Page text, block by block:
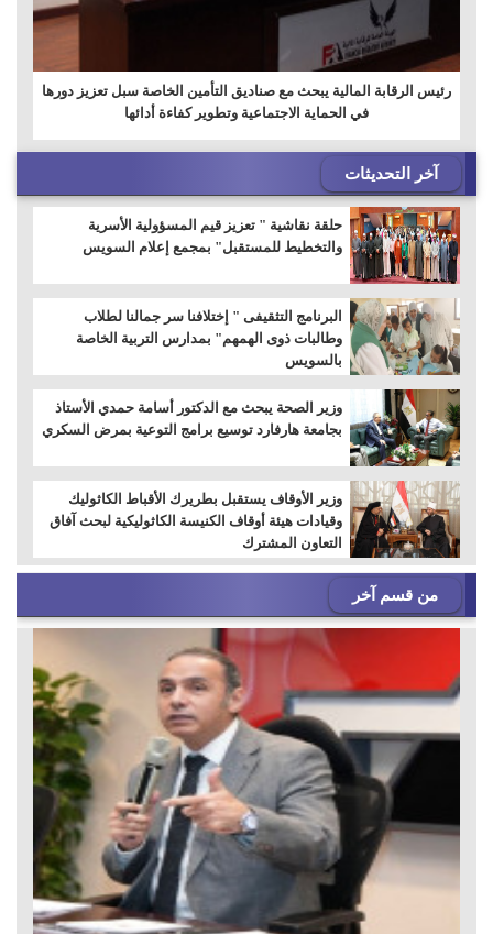
رئيس الرقابة المالية يبحث مع صناديق التأمين الخاصة سبل تعزيز دورها
في الحماية الاجتماعية وتطوير كفاءة أدائها
آخر التحديثات
حلقة نقاشية " تعزيز قيم المسؤولية الأسرية
والتخطيط للمستقبل" بمجمع إعلام السويس
البرنامج التثقيفى " إختلافنا سر جمالنا لطلاب
وطالبات ذوى الهمهم" بمدارس التربية الخاصة
بالسويس
وزير الصحة يبحث مع الدكتور أسامة حمدي الأستاذ
بجامعة هارفارد توسيع برامج التوعية بمرض السكري
وزير الأوقاف يستقبل بطريرك الأقباط الكاثوليك
وقيادات هيئة أوقاف الكنيسة الكاثوليكية لبحث آفاق
التعاون المشترك
من قسم آخر